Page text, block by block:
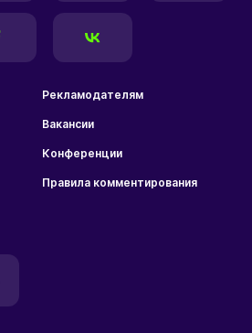
Рекламодателям
Вакансии
Конференции
Правила комментирования